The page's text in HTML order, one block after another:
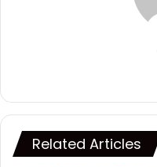
Related Articles